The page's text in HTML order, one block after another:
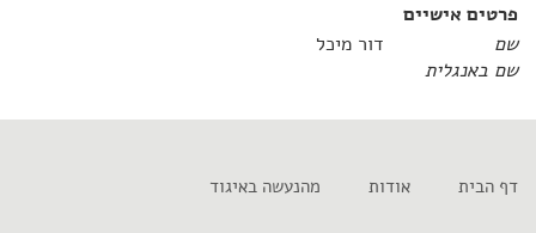
פרטים אישיים
שם
דור מיכל
שם באנגלית
דף הבית אודות מהנעשה באיגוד